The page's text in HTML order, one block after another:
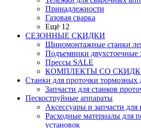
Принадлежности
Газовая сварка
Ещё 12
СЕЗОННЫЕ СКИДКИ
Шиномонтажные станки
Подъемники двухстоечные
Прессы SALE
КОМПЛЕКТЫ СО
Станки для проточки тормозных
Запчасти для станков
Пескоструйные аппараты
Аксессуары и запчасти
Расходные материалы для
установок